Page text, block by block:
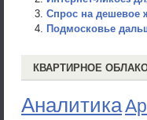
Спрос на дешевое
Подмосковье
КВАРТИРНОЕ
Аналитика